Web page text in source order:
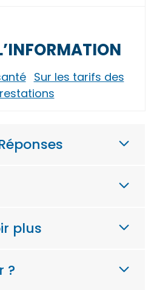
Sur les tarifs des
plus
?